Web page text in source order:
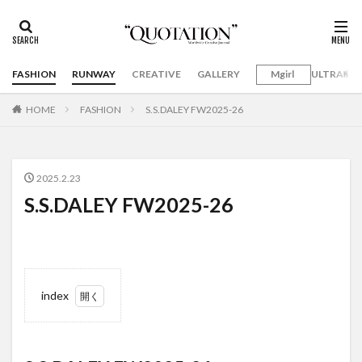
FASHION RUNWAY CREATIVE GALLERY Mgirl
HOME FASHION S.S.DALEY FW2025-26
2025.2.23
S.S.DALEY FW2025-26
index
1